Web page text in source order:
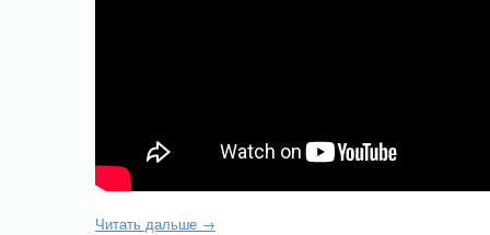
Читать дальше →